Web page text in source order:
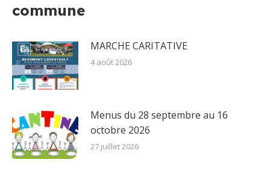
commune
MARCHE CARITATIVE
4 août 2026
Menus du 28 septembre au 16
octobre 2026
27 juillet 2026